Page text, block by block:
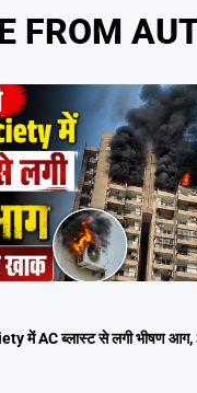
FROM
में AC ब्लास्ट से लगी भीषण